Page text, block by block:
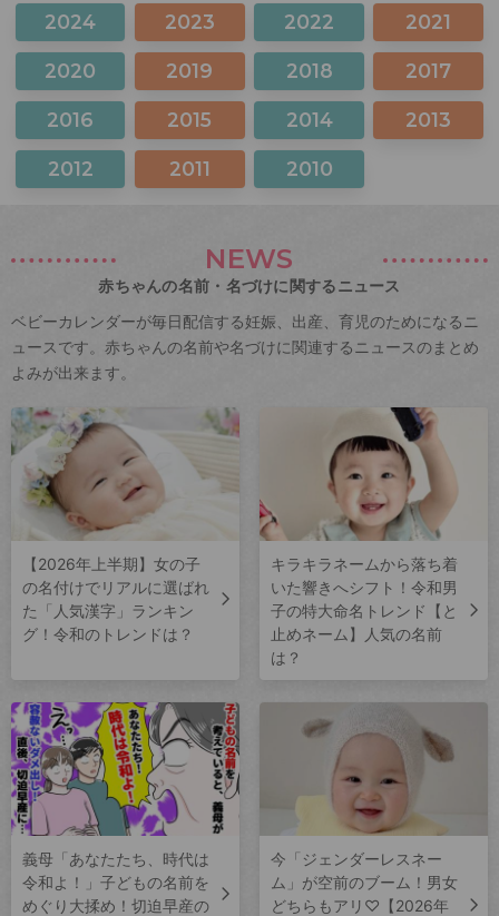
2024 2023 2022 2021
2020 2019 2018 2017
2016 2015 2014 2013
2012 2011 2010
NEWS
赤ちゃんの名前・名づけに関するニュース
ベビーカレンダーが毎日配信する妊娠、出産、育児のためになるニ
ュースです。赤ちゃんの名前や名づけに関連するニュースのまとめ
よみが出来ます。
【2026年上半期】女の子
の名付けでリアルに選ばれ
た「人気漢字」ランキン
グ！令和のトレンドは？
キラキラネームから落ち着
いた響きへシフト！令和男
子の特大命名トレンド【と
止めネーム】人気の名前
は？
義母「あなたたち、時代は
令和よ！」子どもの名前を
めぐり大揉め！切迫早産の
今「ジェンダーレスネー
ム」が空前のブーム！男女
どちらもアリ♡【2026年